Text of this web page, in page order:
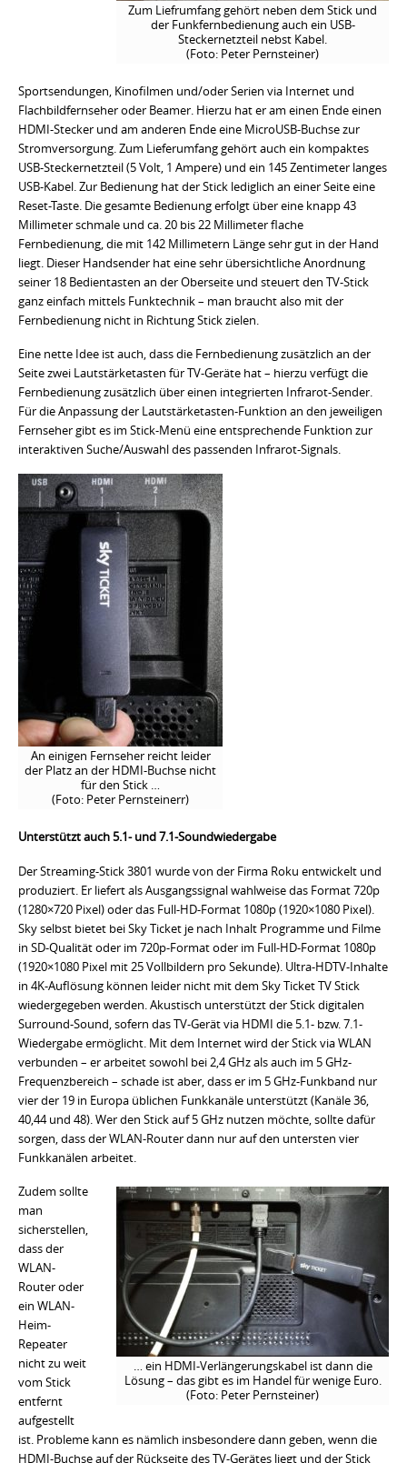
Zum Liefrumfang gehört neben dem Stick und
der Funkfernbedienung auch ein USB-
Steckernetzteil nebst Kabel.
(Foto: Peter Pernsteiner)
Sportsendungen, Kinofilmen und/oder Serien via Internet und
Flachbildfernseher oder Beamer. Hierzu hat er am einen Ende einen
HDMI-Stecker und am anderen Ende eine MicroUSB-Buchse zur
Stromversorgung. Zum Lieferumfang gehört auch ein kompaktes
USB-Steckernetzteil (5 Volt, 1 Ampere) und ein 145 Zentimeter langes
USB-Kabel. Zur Bedienung hat der Stick lediglich an einer Seite eine
Reset-Taste. Die gesamte Bedienung erfolgt über eine knapp 43
Millimeter schmale und ca. 20 bis 22 Millimeter flache
Fernbedienung, die mit 142 Millimetern Länge sehr gut in der Hand
liegt. Dieser Handsender hat eine sehr übersichtliche Anordnung
seiner 18 Bedientasten an der Oberseite und steuert den TV-Stick
ganz einfach mittels Funktechnik – man braucht also mit der
Fernbedienung nicht in Richtung Stick zielen.
Eine nette Idee ist auch, dass die Fernbedienung zusätzlich an der
Seite zwei Lautstärketasten für TV-Geräte hat – hierzu verfügt die
Fernbedienung zusätzlich über einen integrierten Infrarot-Sender.
Für die Anpassung der Lautstärketasten-Funktion an den jeweiligen
Fernseher gibt es im Stick-Menü eine entsprechende Funktion zur
interaktiven Suche/Auswahl des passenden Infrarot-Signals.
An einigen Fernseher reicht leider
der Platz an der HDMI-Buchse nicht
für den Stick …
(Foto: Peter Pernsteinerr)
Unterstützt auch 5.1- und 7.1-Soundwiedergabe
Der Streaming-Stick 3801 wurde von der Firma Roku entwickelt und
produziert. Er liefert als Ausgangssignal wahlweise das Format 720p
(1280×720 Pixel) oder das Full-HD-Format 1080p (1920×1080 Pixel).
Sky selbst bietet bei Sky Ticket je nach Inhalt Programme und Filme
in SD-Qualität oder im 720p-Format oder im Full-HD-Format 1080p
(1920×1080 Pixel mit 25 Vollbildern pro Sekunde). Ultra-HDTV-Inhalte
in 4K-Auflösung können leider nicht mit dem Sky Ticket TV Stick
wiedergegeben werden. Akustisch unterstützt der Stick digitalen
Surround-Sound, sofern das TV-Gerät via HDMI die 5.1- bzw. 7.1-
Wiedergabe ermöglicht. Mit dem Internet wird der Stick via WLAN
verbunden – er arbeitet sowohl bei 2,4 GHz als auch im 5 GHz-
Frequenzbereich – schade ist aber, dass er im 5 GHz-Funkband nur
vier der 19 in Europa üblichen Funkkanäle unterstützt (Kanäle 36,
40,44 und 48). Wer den Stick auf 5 GHz nutzen möchte, sollte dafür
sorgen, dass der WLAN-Router dann nur auf den untersten vier
Funkkanälen arbeitet.
… ein HDMI-Verlängerungskabel ist dann die
Lösung – das gibt es im Handel für wenige Euro.
(Foto: Peter Pernsteiner)
Zudem sollte
man
sicherstellen,
dass der
WLAN-
Router oder
ein WLAN-
Heim-
Repeater
nicht zu weit
vom Stick
entfernt
aufgestellt
ist. Probleme kann es nämlich insbesondere dann geben, wenn die
HDMI-Buchse auf der Rückseite des TV-Gerätes liegt und der Stick